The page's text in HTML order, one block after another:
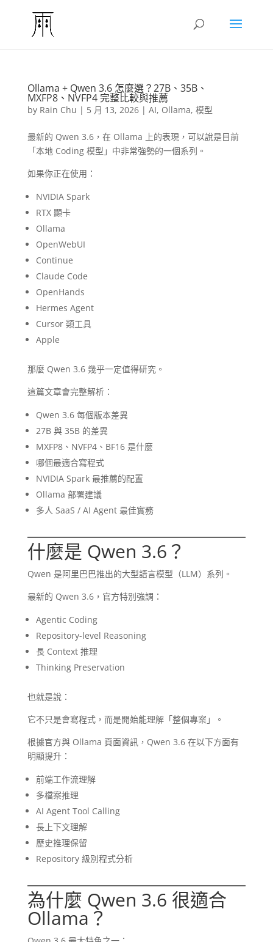
Ollama + Qwen 3.6 怎麼選？27B、35B、
MXFP8、NVFP4 完整比較與推薦
by Rain Chu | 5 月 13, 2026| AI, Ollama, 模型
最新的 Qwen 3.6，在 Ollama 上的表現，可以說是目前
「本地 Coding 模型」中非常強勢的一個系列。
如果你正在使用：
NVIDIA Spark
RTX 顯卡
Ollama
OpenWebUI
Continue
Claude Code
OpenHands
Hermes Agent
Cursor 類工具
Apple
那麼 Qwen 3.6 幾乎一定值得研究。
這篇文章會完整解析：
Qwen 3.6 每個版本差異
27B 與 35B 的差異
MXFP8、NVFP4、BF16 是什麼
哪個最適合寫程式
NVIDIA Spark 最推薦的配置
Ollama 部署建議
多人 SaaS / AI Agent 最佳實務
什麼是 Qwen 3.6？
Qwen 是阿里巴巴推出的大型語言模型（LLM）系列。
最新的 Qwen 3.6，官方特別強調：
Agentic Coding
Repository-level Reasoning
長 Context 推理
Thinking Preservation
也就是說：
它不只是會寫程式，而是開始能理解「整個專案」。
根據官方與 Ollama 頁面資訊，Qwen 3.6 在以下方面有
明顯提升：
前端工作流理解
多檔案推理
AI Agent Tool Calling
長上下文理解
歷史推理保留
Repository 級別程式分析
為什麼 Qwen 3.6 很適合
Ollama？